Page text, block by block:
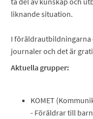
liknande situation.
I föräldrautbildningarna
journaler och det är
Aktuella grupper:
KOMET
- Föräldrar till